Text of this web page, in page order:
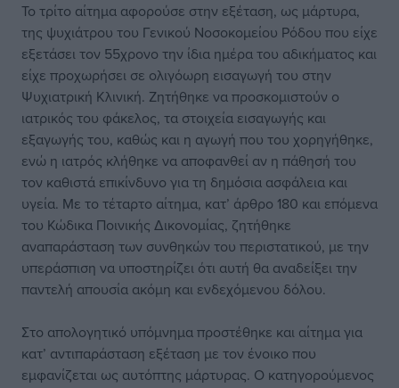
Το τρίτο αίτημα αφορούσε στην εξέταση, ως μάρτυρα,
της ψυχιάτρου του Γενικού Νοσοκομείου Ρόδου που είχε
εξετάσει τον 55χρονο την ίδια ημέρα του αδικήματος και
είχε προχωρήσει σε ολιγόωρη εισαγωγή του στην
Ψυχιατρική Κλινική. Ζητήθηκε να προσκομιστούν ο
ιατρικός του φάκελος, τα στοιχεία εισαγωγής και
εξαγωγής του, καθώς και η αγωγή που του χορηγήθηκε,
ενώ η ιατρός κλήθηκε να αποφανθεί αν η πάθησή του
τον καθιστά επικίνδυνο για τη δημόσια ασφάλεια και
υγεία. Με το τέταρτο αίτημα, κατ’ άρθρο 180 και επόμενα
του Κώδικα Ποινικής Δικονομίας, ζητήθηκε
αναπαράσταση των συνθηκών του περιστατικού, με την
υπεράσπιση να υποστηρίζει ότι αυτή θα αναδείξει την
παντελή απουσία ακόμη και ενδεχόμενου δόλου.
Στο απολογητικό υπόμνημα προστέθηκε και αίτημα για
κατ’ αντιπαράσταση εξέταση με τον ένοικο που
εμφανίζεται ως αυτόπτης μάρτυρας. Ο κατηγορούμενος